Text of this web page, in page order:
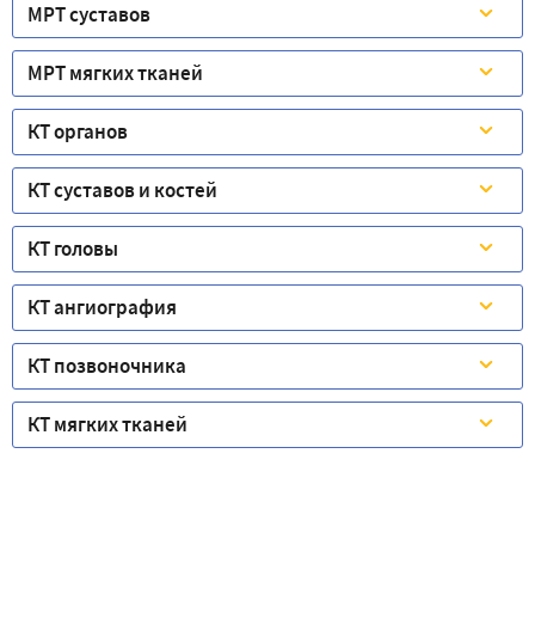
МРТ суставов
МРТ мягких тканей
КТ органов
КТ суставов и костей
КТ головы
КТ ангиография
КТ позвоночника
КТ мягких тканей